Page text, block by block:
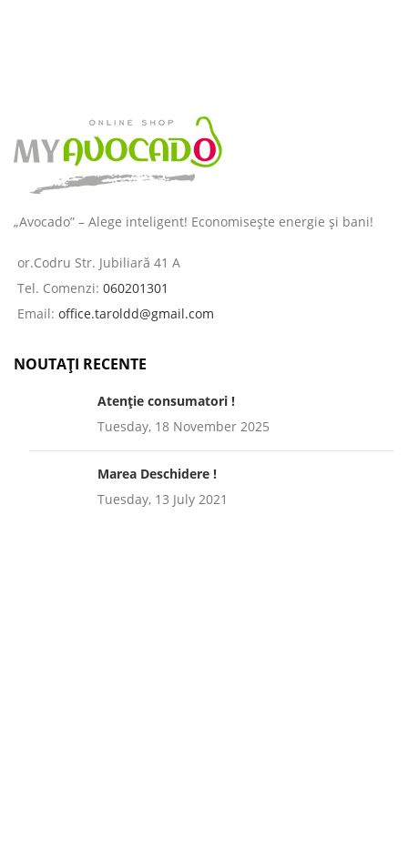
„Avocado” – Alege inteligent! Economisește energie și bani!
or.Codru Str. Jubiliară 41 A
Tel. Comenzi: 060201301
Email: office.taroldd@gmail.com
NOUTAȚI RECENTE
Atenție consumatori !
Tuesday, 18 November 2025
Marea Deschidere !
Tuesday, 13 July 2021